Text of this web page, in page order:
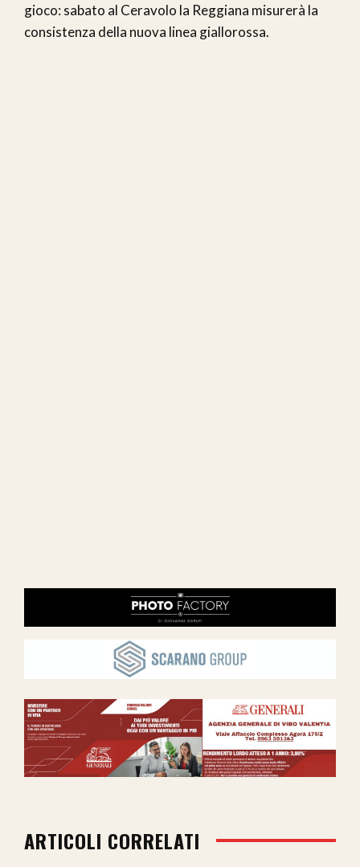
gioco: sabato al Ceravolo la Reggiana misurerà la
consistenza della nuova linea giallorossa.
ARTICOLI CORRELATI